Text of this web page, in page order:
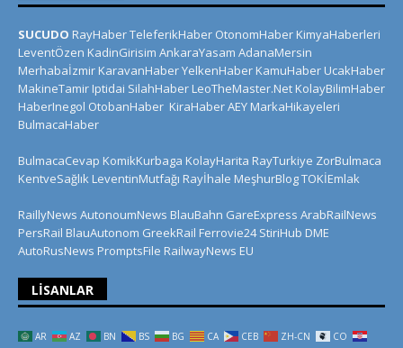
SUCUDO RayHaberTeleferikHaber OtonomHaber KimyaHaberleri
LeventÖzen KadinGirisim AnkaraYasam AdanaMersin
Merhabaİzmir KaravanHaberYelkenHaber KamuHaber UcakHaber
MakineTamir Iptidai SilahHaber LeoTheMaster.Net KolayBilimHaber
HaberInegol OtobanHaber KiraHaberAEY MarkaHikayeleri
BulmacaHaber
BulmacaCevap KomikKurbaga KolayHarita RayTurkiye ZorBulmaca
KentveSağlık LeventinMutfağı Rayİhale MeşhurBlogTOKİEmlak
RaillyNews AutonoumNews BlauBahn GareExpress ArabRailNews
PersRail BlauAutonom GreekRail Ferrovie24 StiriHub DME
AutoRusNews PromptsFile RailwayNews EU
LISANLAR
AR AZ BN BS BG CA CEB ZH-CN
CO